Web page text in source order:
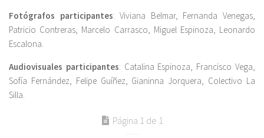
Fotógrafos participantes: Viviana Belmar, Fernanda Venegas,
Patricio Contreras, Marcelo Carrasco, Miguel Espinoza, Leonardo
Escalona.
Audiovisuales participantes: Catalina Espinoza, Francisco Vega,
Sofía Fernández, Felipe Guíñez, Gianinna Jorquera, Colectivo La
Silla.
Página 1 de 1